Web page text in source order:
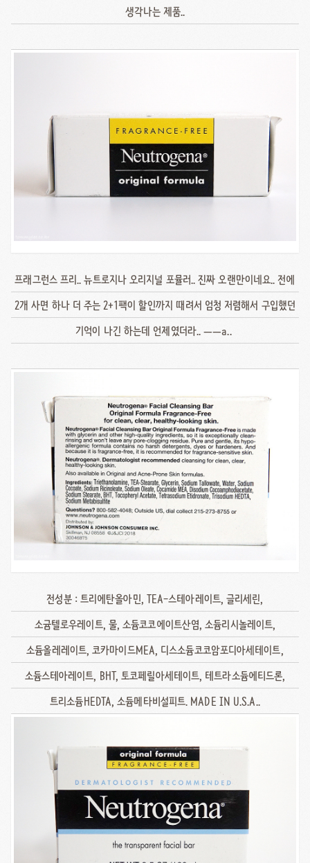
생각나는 제품..
프래그런스 프리.. 뉴트로지나 오리지널 포뮬러.. 진짜 오랜만이네요.. 전에
2개 사면 하나 더 주는 2+1팩이 할인까지 때려서 엄청 저렴해서 구입했던
기억이 나긴 하는데 언제였더라.. ㅡㅡa..
전성분 : 트리에탄올아민, TEA-스테아레이트, 글리세린,
소귬텔로우레이트, 물, 소듐코코에이트산염, 소듐리시놀레이트,
소듐올레레이트, 코카마이드MEA, 디스소듐코코암포디아세테이트,
소듐스테아레이트, BHT, 토코페릴아세테이트, 테트라소듐에티드론,
트리소듐HEDTA, 소듐메타비설피트. MADE IN U.S.A..